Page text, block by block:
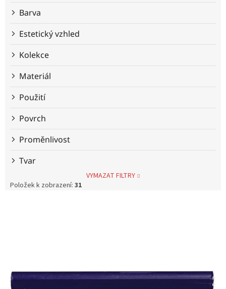
Barva
Estetický vzhled
Kolekce
Materiál
Použití
Povrch
Proměnlivost
Tvar
VYMAZAT FILTRY
Položek k zobrazení: 31